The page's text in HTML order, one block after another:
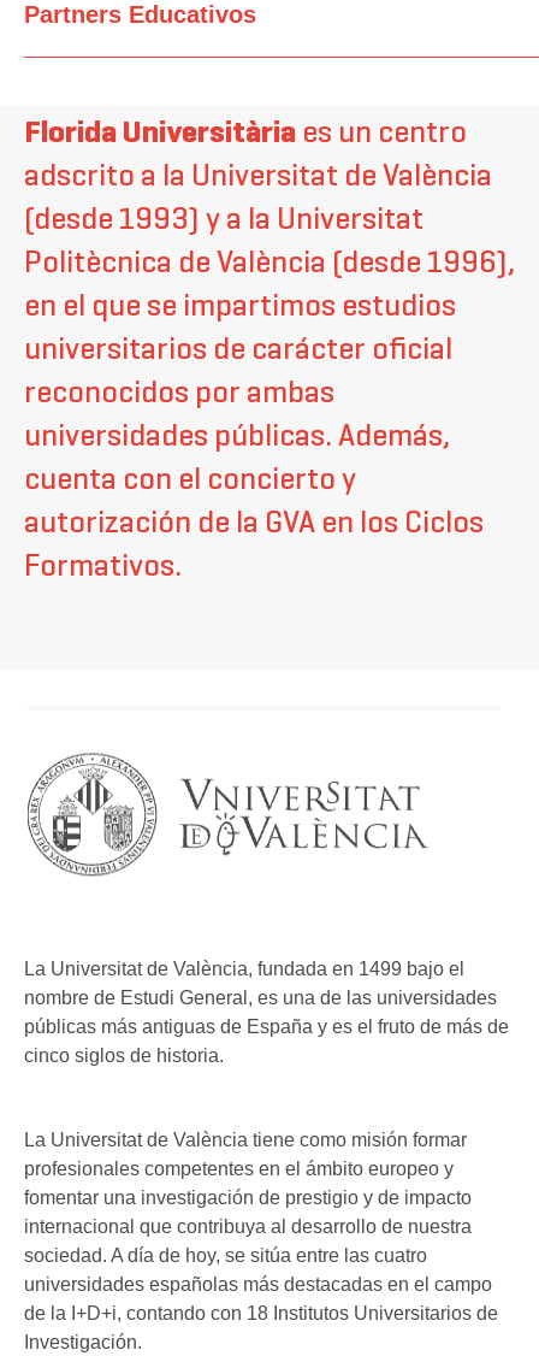
Partners Educativos
Florida Universitària es un centro
adscrito a la Universitat de València
(desde 1993) y a la Universitat
Politècnica de València (desde 1996),
en el que se impartimos estudios
universitarios de carácter oficial
reconocidos por ambas
universidades públicas. Además,
cuenta con el concierto y
autorización de la GVA en los Ciclos
Formativos.
La Universitat de València, fundada en 1499 bajo el
nombre de Estudi General, es una de las universidades
públicas más antiguas de España y es el fruto de más de
cinco siglos de historia.
La Universitat de València tiene como misión formar
profesionales competentes en el ámbito europeo y
fomentar una investigación de prestigio y de impacto
internacional que contribuya al desarrollo de nuestra
sociedad. A día de hoy, se sitúa entre las cuatro
universidades españolas más destacadas en el campo
de la I+D+i, contando con 18 Institutos Universitarios de
Investigación.